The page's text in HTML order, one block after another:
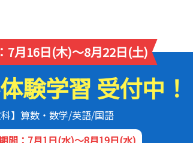
7月16日(木)～8月22日(土)
験学習 受付中！
科】算数・数学/英語/国語
間：7月1日(水)～8月19日(水)